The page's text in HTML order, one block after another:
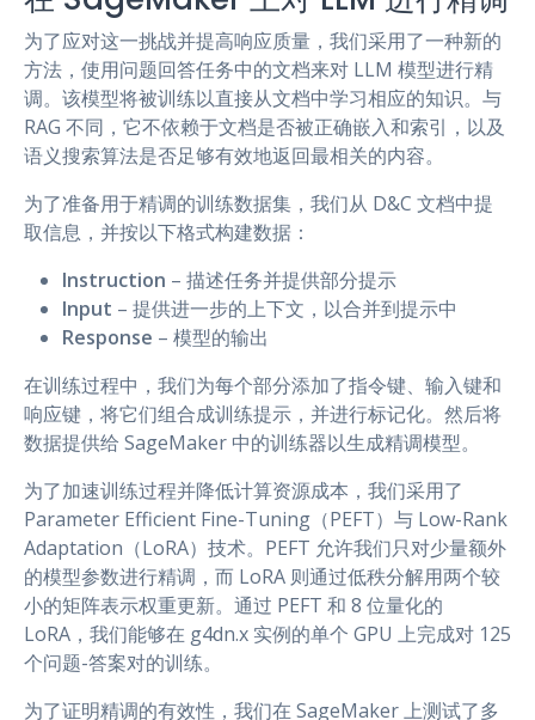
为了应对这一挑战并提高响应质量，我们采用了一种新的
方法，使用问题回答任务中的文档来对 LLM 模型进行精
调。该模型将被训练以直接从文档中学习相应的知识。与
RAG 不同，它不依赖于文档是否被正确嵌入和索引，以及
语义搜索算法是否足够有效地返回最相关的内容。
为了准备用于精调的训练数据集，我们从 D&C 文档中提
取信息，并按以下格式构建数据：
Instruction – 描述任务并提供部分提示
Input – 提供进一步的上下文，以合并到提示中
Response – 模型的输出
在训练过程中，我们为每个部分添加了指令键、输入键和
响应键，将它们组合成训练提示，并进行标记化。然后将
数据提供给 SageMaker 中的训练器以生成精调模型。
为了加速训练过程并降低计算资源成本，我们采用了
Parameter Efficient Fine-Tuning（PEFT）与 Low-Rank
Adaptation（LoRA）技术。PEFT 允许我们只对少量额外
的模型参数进行精调，而 LoRA 则通过低秩分解用两个较
小的矩阵表示权重更新。通过 PEFT 和 8 位量化的
LoRA，我们能够在 g4dn.x 实例的单个 GPU 上完成对 125
个问题-答案对的训练。
为了证明精调的有效性，我们在 SageMaker 上测试了多